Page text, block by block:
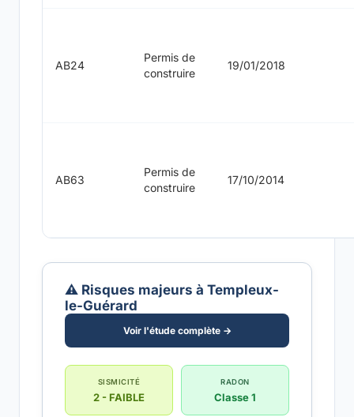
AB24
Permis de
construire
19/01/2018
AB63
Permis de
construire
17/10/2014
⚠️ Risques majeurs à Templeux-
le-Guérard
Voir l'étude complète →
SISMICITÉ
2 - FAIBLE
RADON
Classe 1